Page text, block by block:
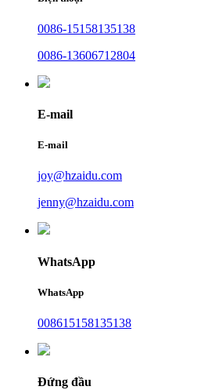
0086-15158135138
0086-13606712804
E-mail
E-mail
joy@hzaidu.com
jenny@hzaidu.com
WhatsApp
WhatsApp
008615158135138
Đứng đầu